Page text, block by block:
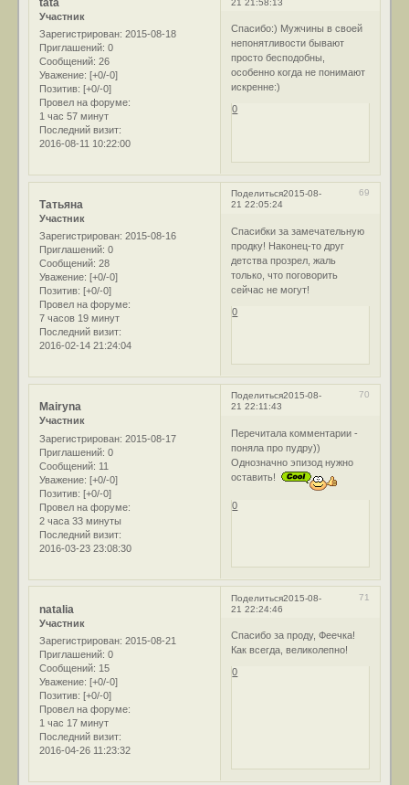
21 21:58:13
Участник
Зарегистрирован: 2015-08-18
Приглашений: 0
Сообщений: 26
Уважение: [+0/-0]
Позитив: [+0/-0]
Провел на форуме:
1 час 57 минут
Последний визит:
2016-08-11 10:22:00
Спасибо:) Мужчины в своей
непонятливости бывают
просто бесподобны,
особенно когда не понимают
искренне:)
0
Поделиться 69
2015-08-
21 22:05:24
Татьяна
Участник
Зарегистрирован: 2015-08-16
Приглашений: 0
Сообщений: 28
Уважение: [+0/-0]
Позитив: [+0/-0]
Провел на форуме:
7 часов 19 минут
Последний визит:
2016-02-14 21:24:04
Спасибки за замечательную
продку! Наконец-то друг
детства прозрел, жаль
только, что поговорить
сейчас не могут!
0
Поделиться 70
2015-08-
21 22:11:43
Mairyna
Участник
Зарегистрирован: 2015-08-17
Приглашений: 0
Сообщений: 11
Уважение: [+0/-0]
Позитив: [+0/-0]
Провел на форуме:
2 часа 33 минуты
Последний визит:
2016-03-23 23:08:30
Перечитала комментарии -
поняла про пудру))
Однозначно эпизод нужно
оставить!
0
Поделиться 71
2015-08-
21 22:24:46
natalia
Участник
Зарегистрирован: 2015-08-21
Приглашений: 0
Сообщений: 15
Уважение: [+0/-0]
Позитив: [+0/-0]
Провел на форуме:
1 час 17 минут
Последний визит:
2016-04-26 11:23:32
Спасибо за проду, Феечка!
Как всегда, великолепно!
0